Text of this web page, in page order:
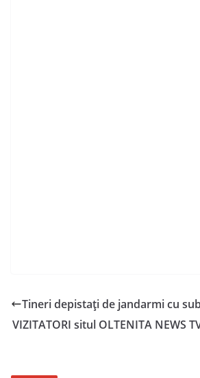
Tineri depistați de jandarmi cu
VIZITATORI situl OLTENITA NEWS